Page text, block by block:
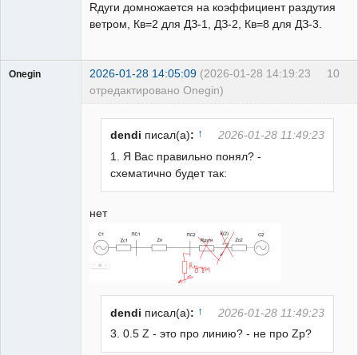
Rдуги домножается на коэффициент раздутия
ветром, Кв=2 для ДЗ-1, ДЗ-2, Кв=8 для ДЗ-3.
10
Onegin 2026-01-28 14:05:09 (2026-01-28 14:19:23
отредактировано Onegin)
dendi писал(а): ↑
2026-01-28 11:49:23
1. Я Вас правильно понял? -
схематично будет так:
нет
dendi писал(а): ↑
2026-01-28 11:49:23
3. 0.5 Z - это про линию? - не про Zр?